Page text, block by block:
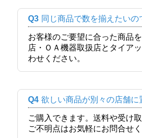
Q3 同じ商品で数を揃えたいの
お客様のご要望に合った商品
店・ＯＡ機器取扱店とタイア
わせください。
Q4 欲しい商品が別々の店舗
ご購入できます。送料や受け
ご不明点はお気軽にお問合せく